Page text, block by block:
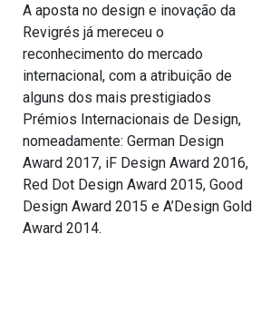
A aposta no design e inovação da
Revigrés já mereceu o
reconhecimento do mercado
internacional, com a atribuição de
alguns dos mais prestigiados
Prémios Internacionais de Design,
nomeadamente: German Design
Award 2017, iF Design Award 2016,
Red Dot Design Award 2015, Good
Design Award 2015 e A’Design Gold
Award 2014.